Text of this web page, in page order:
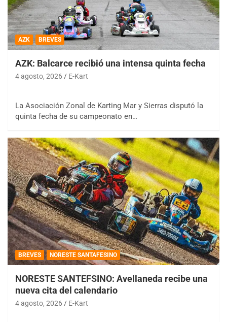
AZK BREVES
AZK: Balcarce recibió una intensa quinta fecha
4 agosto, 2026 E-Kart
La Asociación Zonal de Karting Mar y Sierras disputó la
quinta fecha de su campeonato en…
BREVES NORESTE SANTAFESINO
NORESTE SANTEFSINO: Avellaneda recibe una
nueva cita del calendario
4 agosto, 2026 E-Kart